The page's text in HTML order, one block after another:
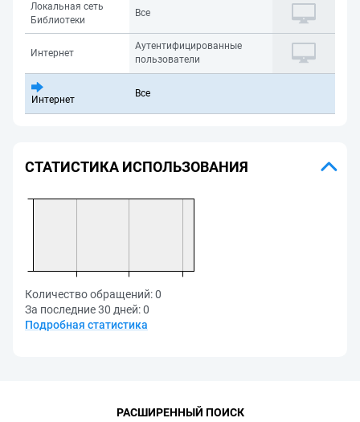
Локальная сеть
Библиотеки
Все
Интернет
Аутентифицированные
пользователи
Интернет
Все
СТАТИСТИКА ИСПОЛЬЗОВАНИЯ
Количество обращений:0
За последние 30 дней:0
Подробная статистика
РАСШИРЕННЫЙ ПОИСК